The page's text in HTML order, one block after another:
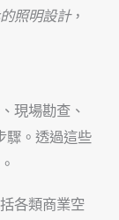
照明設計，
現場勘查、
驟。透過這些
各類商業空